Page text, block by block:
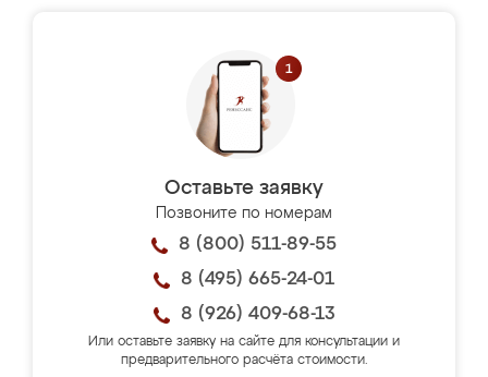
Оставьте заявку
Позвоните по номерам
8 (800) 511-89-55
8 (495) 665-24-01
8 (926) 409-68-13
Или оставьте заявку на сайте для консультации и
предварительного расчёта стоимости.